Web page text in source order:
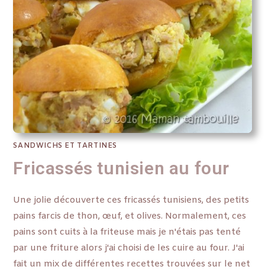
SANDWICHS ET TARTINES
Fricassés tunisien au four
Une jolie découverte ces fricassés tunisiens, des petits
pains farcis de thon, œuf, et olives. Normalement, ces
pains sont cuits à la friteuse mais je n'étais pas tenté
par une friture alors j'ai choisi de les cuire au four. J'ai
fait un mix de différentes recettes trouvées sur le net